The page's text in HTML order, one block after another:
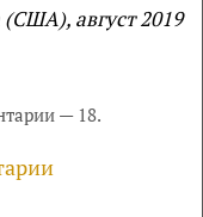
август 2019
— 18.